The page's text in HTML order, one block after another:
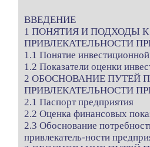
ВВЕДЕНИЕ
1 ПОНЯТИЯ И ПОДХОДЫ
ПРИВЛЕКАТЕЛЬНОСТИ
1.1 Понятие
1.2 Показатели оценки
2 ОБОСНОВАНИЕ ПУТЕЙ
ПРИВЛЕКАТЕЛЬНОСТИ
2.1 Паспорт предприятия
2.2 Оценка финансовых
2.3 Обоснование
привлекатель-ности